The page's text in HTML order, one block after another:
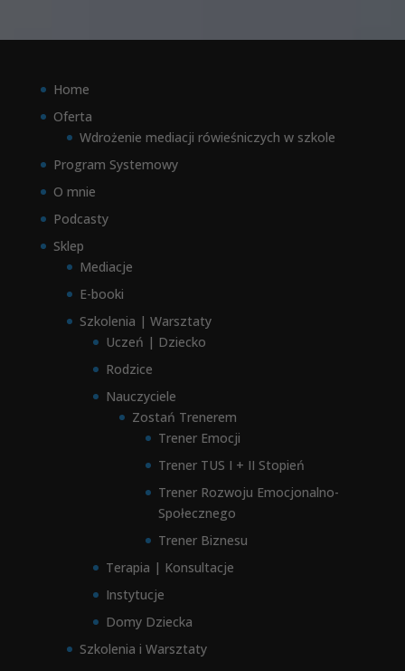
Home
Oferta
Wdrożenie mediacji rówieśniczych w szkole
Program Systemowy
O mnie
Podcasty
Sklep
Mediacje
E-booki
Szkolenia | Warsztaty
Uczeń | Dziecko
Rodzice
Nauczyciele
Zostań Trenerem
Trener Emocji
Trener TUS I + II Stopień
Trener Rozwoju Emocjonalno-
Społecznego
Trener Biznesu
Terapia | Konsultacje
Instytucje
Domy Dziecka
Szkolenia i Warsztaty